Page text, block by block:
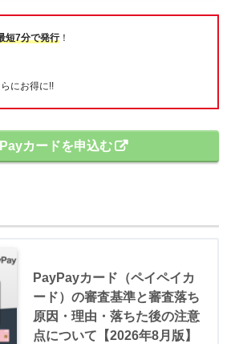
短7分で発行！
にお得に!!
カードを申込む
PayPayカード（ペイペイカ
ード）の審査基準と審査落ち
原因・理由・落ちた後の注意
点について【2026年8月版】